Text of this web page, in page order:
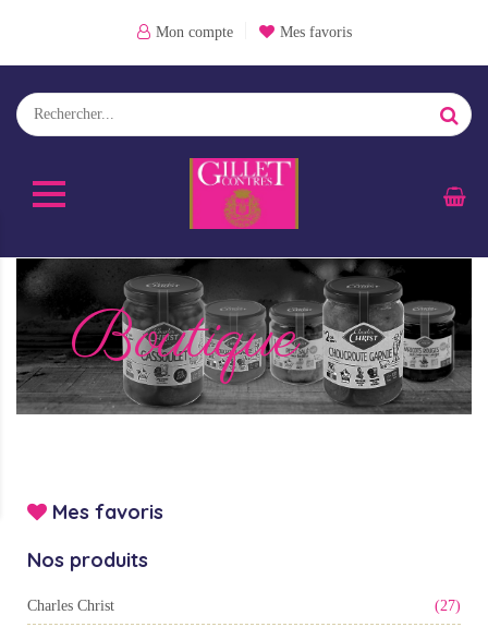
Mon compte Mes favoris
Boutique
Mes favoris
Nos produits
Charles Christ (27)